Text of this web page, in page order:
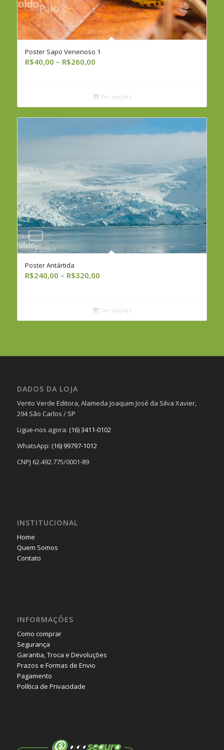
Poster Sapo Venenoso 1
R$40,00 – R$260,00Faixa
R$40,00
através
R$260,00
Ver opções
Poster Antártida
R$240,00 – R$320,00Faixa
R$240,00
através
Ver opções
DADOS DA LOJA
Vento Verde Editora, Alameda Joaquim José da Silva Xavier,
294 São Carlos / SP
Ligue-nos agora: (16) 3411-0102
WhatsApp: (16) 99797-1012
CNPJ 62.492.775/0001-89
INSTITUCIONAL
Home
Quem Somos
Contato
INFORMAÇÕES
Como comprar
Segurança
Garantia, Troca e Devoluções
Prazos e Formas de Envio
Pagamento
Política de Privacidade